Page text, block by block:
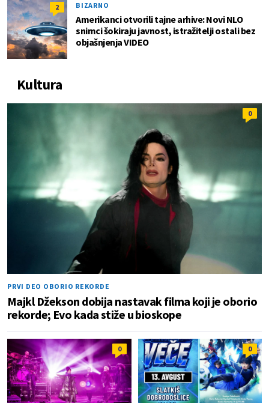
2 BIZARNO
Amerikanci otvorili tajne arhive: Novi NLO
snimci šokiraju javnost, istražitelji ostali bez
objašnjenja VIDEO
Kultura
0
PRVI DEO OBORIO REKORDE
Majkl Džekson dobija nastavak filma koji je oborio
rekorde; Evo kada stiže u bioskope
0 0